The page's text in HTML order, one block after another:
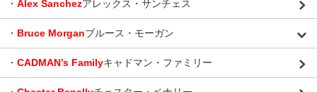
・ Alex Sanchezアレックス・サンチェス
・ Bruce Morganブルース・モーガン
・ CADMAN’s Familyキャドマン・ファミリー